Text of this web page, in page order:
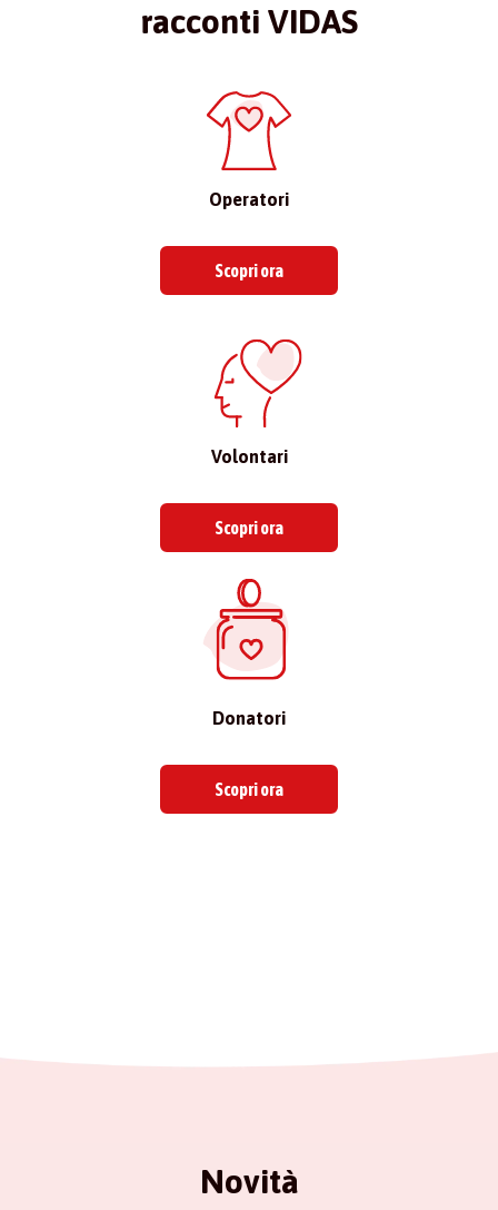
racconti VIDAS
Operatori
Scopri ora
Volontari
Scopri ora
Donatori
Scopri ora
Novità